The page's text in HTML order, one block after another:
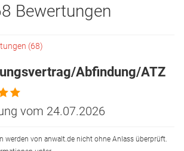
Bewertungen
(68)
Abfindung/ATZ
vom 24.07.2026
werden von anwalt.de nicht ohne Anlass überprüft.